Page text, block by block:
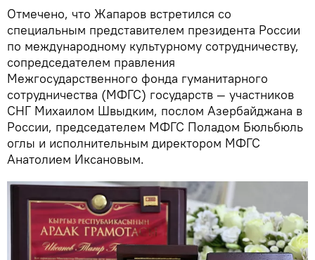
Отмечено, что Жапаров встретился со
специальным представителем президента России
по международному культурному сотрудничеству,
сопредседателем правления
Межгосударственного фонда гуманитарного
сотрудничества (МФГС) государств — участников
СНГ Михаилом Швыдким, послом Азербайджана в
России, председателем МФГС Поладом Бюльбюль
оглы и исполнительным директором МФГС
Анатолием Иксановым.